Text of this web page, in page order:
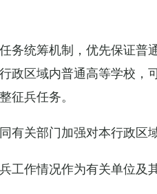
统筹机制，优先保证普
政区域内普通高等学校，
征兵任务。
关部门加强对本行政区
作情况作为有关单位及